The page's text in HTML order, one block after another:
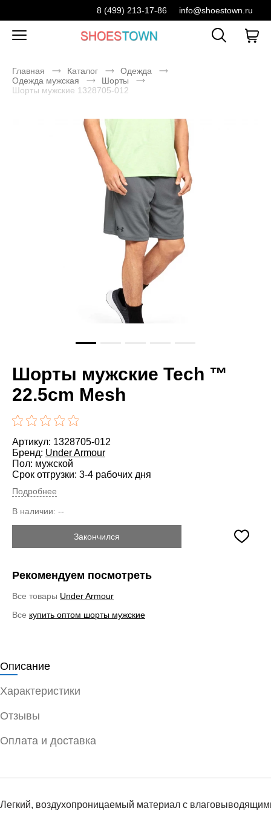
8 (499) 213-17-86 info@shoestown.ru
Главная Каталог
Одежда
Одежда мужская
Шорты
Шорты мужские 1328705-012
Шорты мужские Tech ™
22.5cm Mesh
Артикул: 1328705-012
Бренд: Under Armour
Пол: мужской
Срок отгрузки: 3-4 рабочих дня
Подробнее
В наличии: --
Закончился
Рекомендуем посмотреть
Все товары Under Armour
Все купить оптом шорты мужские
Описание
Характеристики
Отзывы
Оплата и доставка
Легкий, воздухопроницаемый материал с